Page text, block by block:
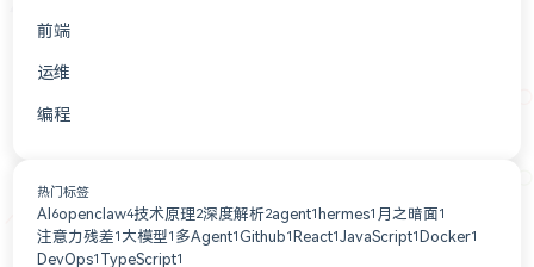
前端
运维
编程
热门标签
AI 6openclaw4技术原理2深度解析2agent1 hermes1 月之暗面1
注意力残差1 大模型1 多Agent1Github1 React1JavaScript1 Docker1
DevOps1 TypeScript1